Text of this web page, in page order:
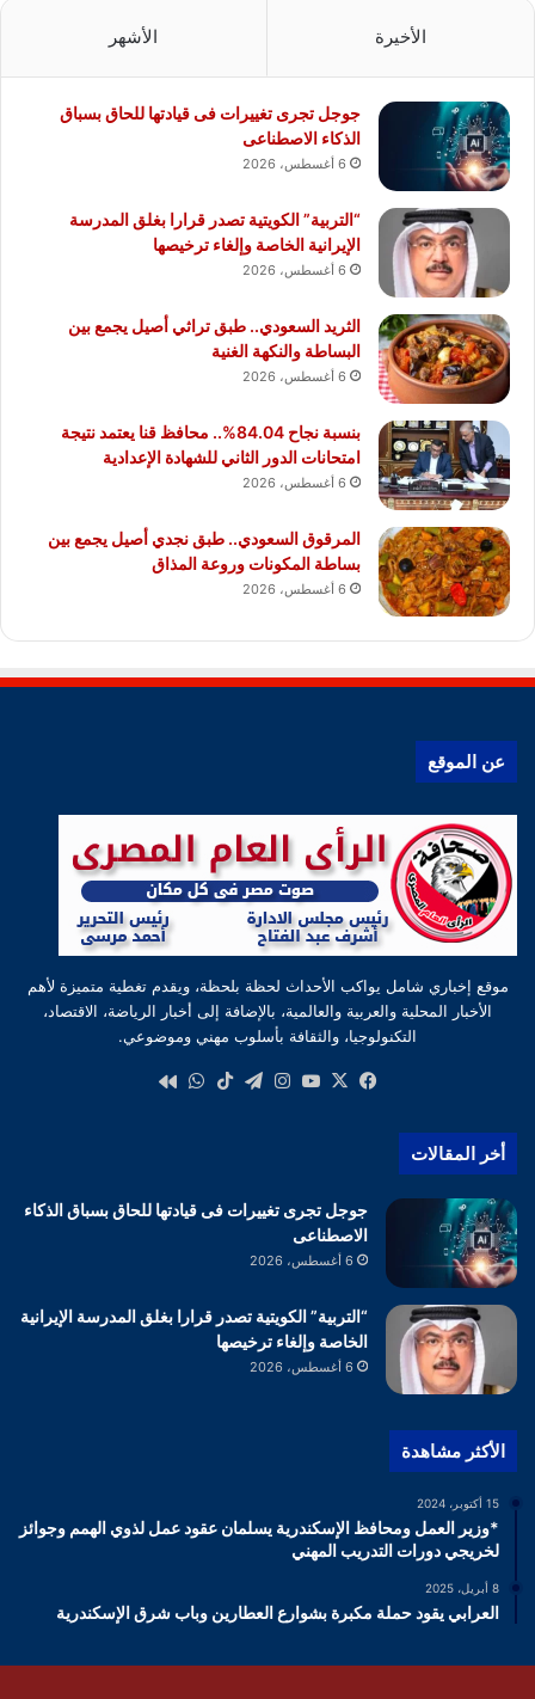
الأخيرة الأشهر
جوجل تجرى تغييرات فى قيادتها للحاق بسباق
الذكاء الاصطناعى
6 أغسطس، 2026
“التربية” الكويتية تصدر قرارا بغلق المدرسة
الإيرانية الخاصة وإلغاء ترخيصها
6 أغسطس، 2026
الثريد السعودي.. طبق تراثي أصيل يجمع بين
البساطة والنكهة الغنية
6 أغسطس، 2026
بنسبة نجاح 84.04%.. محافظ قنا يعتمد نتيجة
امتحانات الدور الثاني للشهادة الإعدادية
6 أغسطس، 2026
المرقوق السعودي.. طبق نجدي أصيل يجمع بين
بساطة المكونات وروعة المذاق
6 أغسطس، 2026
عن الموقع
موقع إخباري شامل يواكب الأحداث لحظة بلحظة، ويقدم تغطية متميزة لأهم
الأخبار المحلية والعربية والعالمية، بالإضافة إلى أخبار الرياضة، الاقتصاد،
التكنولوجيا، والثقافة بأسلوب مهني وموضوعي.
فيسبوك
‫X
‫YouTube
انستقرام
تيلقرام‫TikTokواتساب
أخر المقالات
جوجل تجرى تغييرات فى قيادتها للحاق بسباق الذكاء
الاصطناعى
6 أغسطس، 2026
“التربية” الكويتية تصدر قرارا بغلق المدرسة الإيرانية
الخاصة وإلغاء ترخيصها
6 أغسطس، 2026
الأكثر مشاهدة
15 أكتوبر، 2024
*وزير العمل ومحافظ الإسكندرية يسلمان عقود عمل لذوي الهمم وجوائز
لخريجي دورات التدريب المهني
8 أبريل، 2025
العرابي يقود حملة مكبرة بشوارع العطارين وباب شرق الإسكندرية